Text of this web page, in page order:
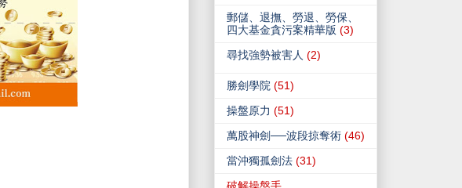
郵儲、退撫、勞退、勞保、
四大基金貪污案精華版 (3)
尋找強勢被害人 (2)
勝劍學院 (51)
操盤原力 (51)
萬股神劍──波段掠奪術 (46)
當沖獨孤劍法 (31)